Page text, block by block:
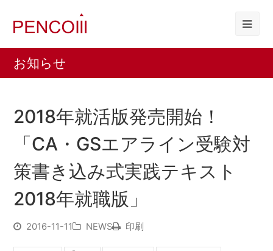
お知らせ
2018年就活版発売開始！
「CA・GSエアライン受験対
策書き込み式実践テキスト
2018年就職版」
2016-11-11 NEWS 印刷